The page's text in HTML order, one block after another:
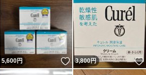
いいね！
5,600円 いいね！
3,800円